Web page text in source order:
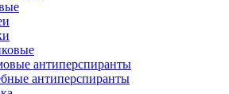
антиперспиранты
антиперспиранты